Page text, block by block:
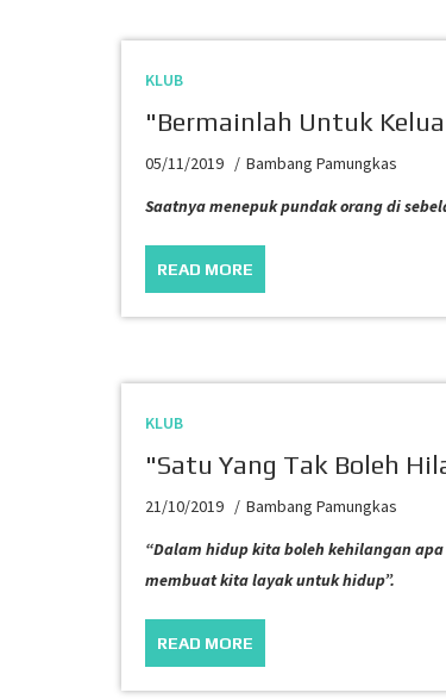
KLUB
"Bermainlah Untuk
05/11/2019
Bambang Pamungkas
Saatnya menepuk pundak orang di
READ MORE
KLUB
"Satu Yang Tak Boleh
21/10/2019
Bambang Pamungkas
“Dalam hidup kita boleh kehilangan
membuat kita layak untuk hidup”.
READ MORE